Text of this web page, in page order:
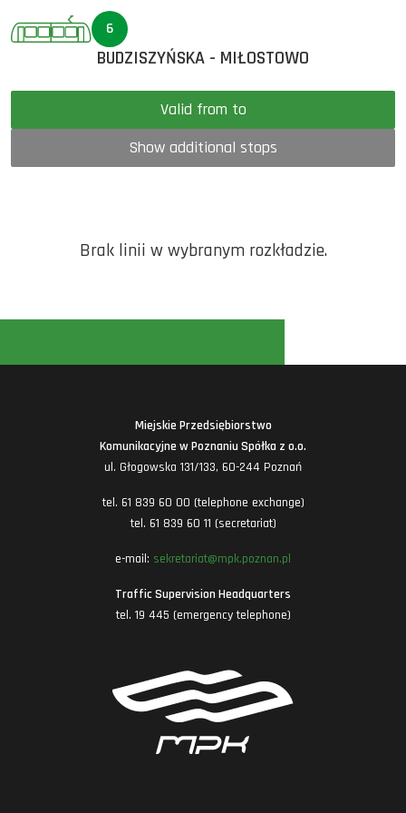
6
BUDZISZYŃSKA - MIŁOSTOWO
Valid from to
Show additional stops
Brak linii w wybranym rozkładzie.
Miejskie Przedsiębiorstwo
Komunikacyjne w Poznaniu Spółka z o.o.
ul. Głogowska 131/133, 60-244 Poznań
tel. 61 839 60 00 (telephone exchange)
tel. 61 839 60 11 (secretariat)
e-mail: sekretariat@mpk.poznan.pl
Traffic Supervision Headquarters
tel. 19 445 (emergency telephone)